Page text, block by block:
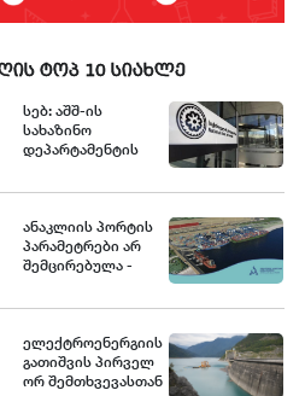
ტოპ 10 სიახლე
სებ: აშშ-ის
სახაზინო
დეპარტამენტის
კონტროლის
მიერ
სანქცირებული
პირი არ
საქართველოს
რეგულირებულ
სუბიექტს
ანაკლიის პორტის
პარამეტრები არ
შემცირებულა -
ელექტროენერგიის
გათიშვის პირველ
ორ შემთხვევასთან